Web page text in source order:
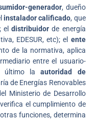
generador, dueño
instalador calificado, que
eldistribuidor de energía
EDESUR, etc); el ente
de la normativa, aplica
entre el usuario-
último laautoridad de
de Energías Renovables
Ministerio de Desarrollo
el cumplimiento de
funciones, determina